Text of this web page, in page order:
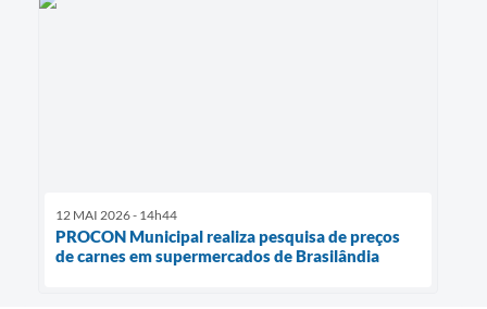
12 MAI 2026 - 14h44
PROCON Municipal realiza pesquisa de preços
de carnes em supermercados de Brasilândia